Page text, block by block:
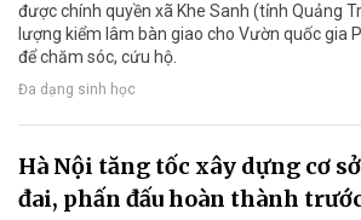
được chính quyền xã Khe Sanh (tỉnh Quảng
lượng kiểm lâm bàn giao cho Vườn quốc gia
để chăm sóc, cứu hộ.
Đa dạng sinh học
Hà Nội tăng tốc xây dựng cơ
đai, phấn đấu hoàn thành